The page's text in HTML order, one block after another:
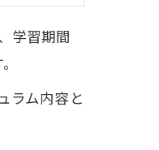
学習期間
ラム内容と